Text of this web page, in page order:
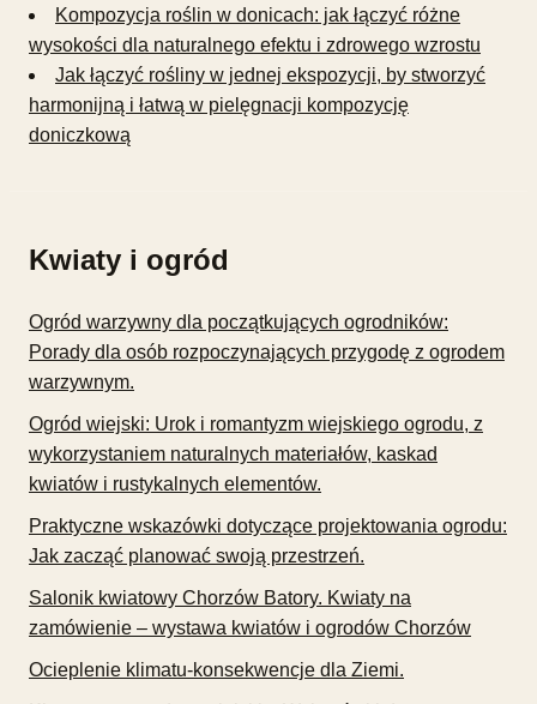
Kompozycja roślin w donicach: jak łączyć różne
wysokości dla naturalnego efektu i zdrowego wzrostu
Jak łączyć rośliny w jednej ekspozycji, by stworzyć
harmonijną i łatwą w pielęgnacji kompozycję
doniczkową
Kwiaty i ogród
Ogród warzywny dla początkujących ogrodników:
Porady dla osób rozpoczynających przygodę z ogrodem
warzywnym.
Ogród wiejski: Urok i romantyzm wiejskiego ogrodu, z
wykorzystaniem naturalnych materiałów, kaskad
kwiatów i rustykalnych elementów.
Praktyczne wskazówki dotyczące projektowania ogrodu:
Jak zacząć planować swoją przestrzeń.
Salonik kwiatowy Chorzów Batory. Kwiaty na
zamówienie – wystawa kwiatów i ogrodów Chorzów
Ocieplenie klimatu-konsekwencje dla Ziemi.